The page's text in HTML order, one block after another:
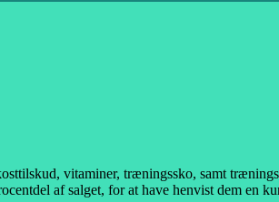
vitaminer, træningssko, samt
af salget, for at have henvist dem en